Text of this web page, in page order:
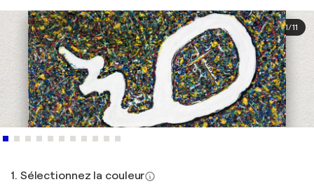
1/11
1. Sélectionnez la couleur